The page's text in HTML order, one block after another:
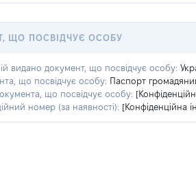
ЩО ПОСВІДЧУЄ ОСОБУ
видано документ, що посвідчує особу:
що посвідчує особу: Паспорт
що посвідчує особу:
номер (за наявності): [Конфіденційна